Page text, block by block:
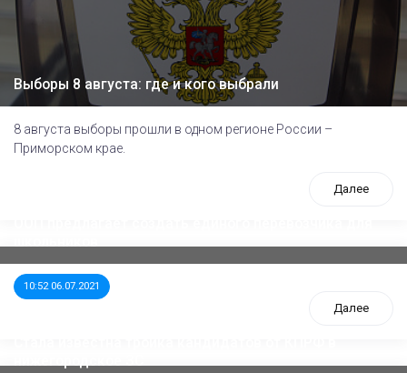
Выборы 8 августа: где и кого выбрали
8 августа выборы прошли в одном регионе России –
Приморском крае.
Далее
10:52 06.07.2021
Далее